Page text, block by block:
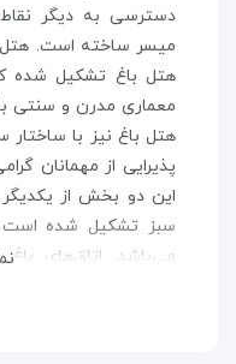
دسترسی به ديگر
ميسر ساخته است.
هتل باغ تشکیل شده
معماری مدرن و سنتی
هتل باغ نیز با
پذیرایی از مهمانان
سبز تشکیل شده
می‌باشد. اتاق‌های باغ